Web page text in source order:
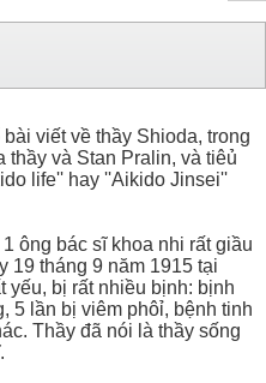
viết về thầy Shioda, trong
thầy và Stan Pralin, và tiêủ
life'' hay ''Aikido Jinsei''
ông bác sĩ khoa nhi rất giầu
19 tháng 9 năm 1915 tại
yếu, bị rất nhiều bịnh: bịnh
5 lần bị viêm phôỉ, bệnh tinh
Thầy đã nói là thầy sống